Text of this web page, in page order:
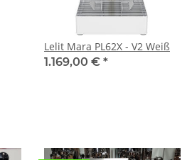
Lelit Mara PL62X - V2 Weiß
1.169,00 € *